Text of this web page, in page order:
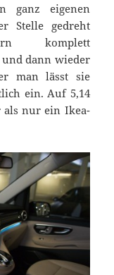
ganz eigenen
Stelle gedreht
komplett
und dann wieder
man lässt sie
ein. Auf 5,14
als nur ein Ikea-